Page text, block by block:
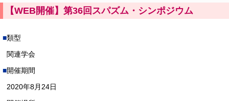
【WEB開催】第36回スパズム・シンポジウム
類型
関連学会
開催期間
2020年8月24日